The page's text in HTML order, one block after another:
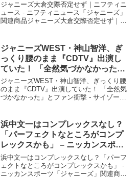
ジャニーズ大倉交際否定せず｜ニフティニ
ュース - ニフティニュース「ジャニーズ」
関連商品ジャニーズ大倉交際否定せず｜ニ
ニフティニュース
ジャニーズWEST・神山智洋、ぎ
っくり腰のまま『CDTV』出演し
ていた！ 「全然気づかなかった」
とファン衝撃 – サイゾーウーマン
ジャニーズWEST・神山智洋、ぎっくり腰
のまま『CDTV』出演していた！ 「全然気
づかなかった」とファン衝撃 - サイゾーウ
『CDTV』出演していた！ 「全然気づか
な...
浜中文一はコンプレックスなし？
「パーフェクトなところがコンプ
レックスかも」 – ニッカンスポー
ツ
浜中文一はコンプレックスなし？「パーフ
ェクトなところがコンプレックスかも」 -
ニッカンスポーツ「ジャニーズ」関連商品